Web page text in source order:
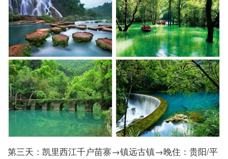
第三天：凯里西江千户苗寨→镇远古镇→晚住：贵阳/平